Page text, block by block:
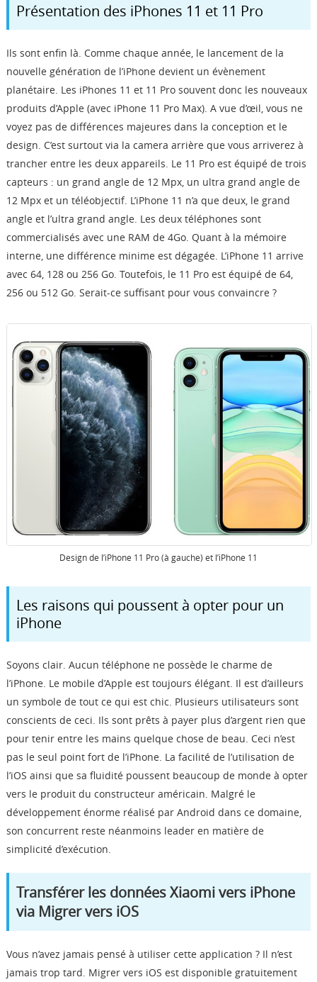
Présentation des iPhones 11 et 11 Pro
Ils sont enfin là. Comme chaque année, le lancement de la
nouvelle génération de l’iPhone devient un évènement
planétaire. Les iPhones 11 et 11 Pro souvent donc les nouveaux
produits d’Apple (avec iPhone 11 Pro Max). A vue d’œil, vous ne
voyez pas de différences majeures dans la conception et le
design. C’est surtout via la camera arrière que vous arriverez à
trancher entre les deux appareils. Le 11 Pro est équipé de trois
capteurs : un grand angle de 12 Mpx, un ultra grand angle de
12 Mpx et un téléobjectif. L’iPhone 11 n’a que deux, le grand
angle et l’ultra grand angle. Les deux téléphones sont
commercialisés avec une RAM de 4Go. Quant à la mémoire
interne, une différence minime est dégagée. L’iPhone 11 arrive
avec 64, 128 ou 256 Go. Toutefois, le 11 Pro est équipé de 64,
256 ou 512 Go. Serait-ce suffisant pour vous convaincre ?
Design de l’iPhone 11 Pro (à gauche) et l’iPhone 11
Les raisons qui poussent à opter pour un
iPhone
Soyons clair. Aucun téléphone ne possède le charme de
l’iPhone. Le mobile d’Apple est toujours élégant. Il est d’ailleurs
un symbole de tout ce qui est chic. Plusieurs utilisateurs sont
conscients de ceci. Ils sont prêts à payer plus d’argent rien que
pour tenir entre les mains quelque chose de beau. Ceci n’est
pas le seul point fort de l’iPhone. La facilité de l’utilisation de
l’iOS ainsi que sa fluidité poussent beaucoup de monde à opter
vers le produit du constructeur américain. Malgré le
développement énorme réalisé par Android dans ce domaine,
son concurrent reste néanmoins leader en matière de
simplicité d’exécution.
Transférer les données Xiaomi vers iPhone
via Migrer vers iOS
Vous n’avez jamais pensé à utiliser cette application ? Il n’est
jamais trop tard. Migrer vers iOS est disponible gratuitement